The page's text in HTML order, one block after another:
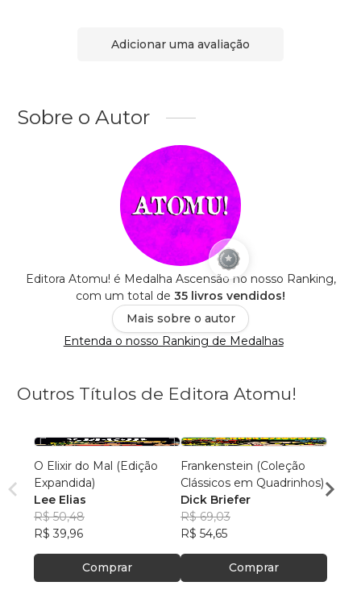
Adicionar uma avaliação
Sobre o Autor
Editora Atomu! é Medalha Ascensão no nosso Ranking,
com um total de 35 livros vendidos!
Mais sobre o autor
Entenda o nosso Ranking de Medalhas
Outros Títulos de Editora Atomu!
O Elixir do Mal (Edição
Expandida)
Lee Elias
R$ 50,48
R$ 39,96
Comprar
Frankenstein (Coleção
Clássicos em Quadrinhos)
Dick Briefer
R$ 69,03
R$ 54,65
Comprar
Dave